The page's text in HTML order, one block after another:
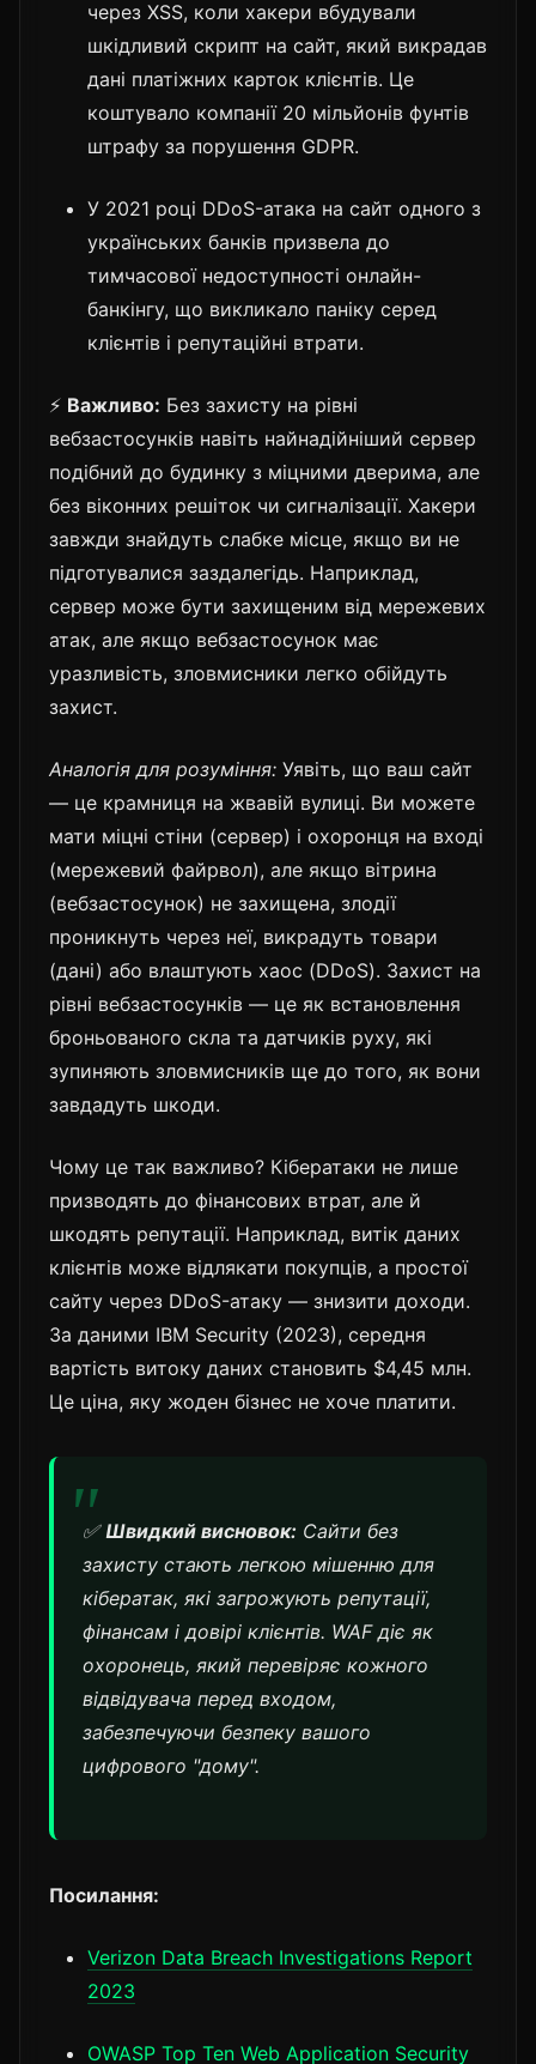
через XSS, коли хакери вбудували
шкідливий скрипт на сайт, який викрадав
дані платіжних карток клієнтів. Це
коштувало компанії 20 мільйонів фунтів
штрафу за порушення GDPR.
У 2021 році DDoS-атака на сайт одного з
українських банків призвела до
тимчасової недоступності онлайн-
банкінгу, що викликало паніку серед
клієнтів і репутаційні втрати.
⚡ Важливо: Без захисту на рівні
вебзастосунків навіть найнадійніший сервер
подібний до будинку з міцними дверима, але
без віконних решіток чи сигналізації. Хакери
завжди знайдуть слабке місце, якщо ви не
підготувалися заздалегідь. Наприклад,
сервер може бути захищеним від мережевих
атак, але якщо вебзастосунок має
уразливість, зловмисники легко обійдуть
захист.
Аналогія для розуміння: Уявіть, що ваш сайт
— це крамниця на жвавій вулиці. Ви можете
мати міцні стіни (сервер) і охоронця на вході
(мережевий файрвол), але якщо вітрина
(вебзастосунок) не захищена, злодії
проникнуть через неї, викрадуть товари
(дані) або влаштують хаос (DDoS). Захист на
рівні вебзастосунків — це як встановлення
броньованого скла та датчиків руху, які
зупиняють зловмисників ще до того, як вони
завдадуть шкоди.
Чому це так важливо? Кібератаки не лише
призводять до фінансових втрат, але й
шкодять репутації. Наприклад, витік даних
клієнтів може відлякати покупців, а простої
сайту через DDoS-атаку — знизити доходи.
За даними IBM Security (2023), середня
вартість витоку даних становить $4,45 млн.
Це ціна, яку жоден бізнес не хоче платити.
✅ Швидкий висновок: Сайти без
захисту стають легкою мішенню для
кібератак, які загрожують репутації,
фінансам і довірі клієнтів. WAF діє як
охоронець, який перевіряє кожного
відвідувача перед входом,
забезпечуючи безпеку вашого
цифрового "дому".
Посилання:
Verizon Data Breach Investigations Report
2023
OWASP Top Ten Web Application Security